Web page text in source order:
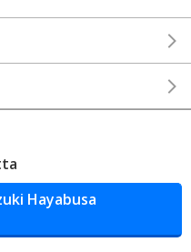
Hayabusa